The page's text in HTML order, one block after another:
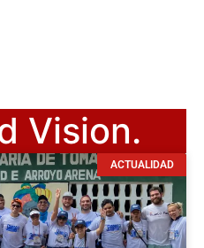
Vision.
ACTUALIDAD